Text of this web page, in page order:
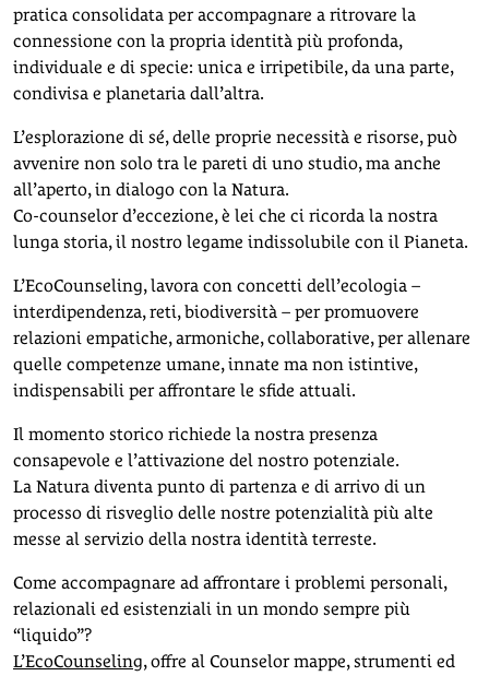
pratica consolidata per accompagnare a ritrovare la
connessione con la propria identità più profonda,
individuale e di specie: unica e irripetibile, da una parte,
condivisa e planetaria dall’altra.
L’esplorazione di sé, delle proprie necessità e risorse, può
avvenire non solo tra le pareti di uno studio, ma anche
all’aperto, in dialogo con la Natura.
Co-counselor d’eccezione, è lei che ci ricorda la nostra
lunga storia, il nostro legame indissolubile con il Pianeta.
L’EcoCounseling, lavora con concetti dell’ecologia –
interdipendenza, reti, biodiversità – per promuovere
relazioni empatiche, armoniche, collaborative, per allenare
quelle competenze umane, innate ma non istintive,
indispensabili per affrontare le sfide attuali.
Il momento storico richiede la nostra presenza
consapevole e l’attivazione del nostro potenziale.
La Natura diventa punto di partenza e di arrivo di un
processo di risveglio delle nostre potenzialità più alte
messe al servizio della nostra identità terreste.
Come accompagnare ad affrontare i problemi personali,
relazionali ed esistenziali in un mondo sempre più
“liquido”?
L’EcoCounseling, offre al Counselor mappe, strumenti ed